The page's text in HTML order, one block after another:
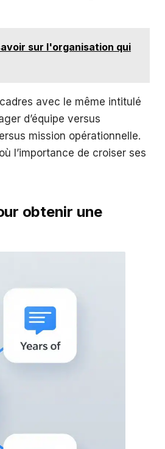
sur l'organisation qui
avec le même intitulé
d’équipe versus
mission opérationnelle.
l’importance de croiser ses
obtenir une